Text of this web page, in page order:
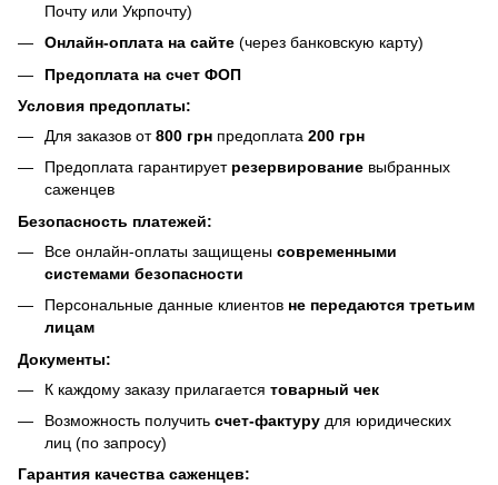
Почту или Укрпочту)
Онлайн-оплата на сайте (через банковскую карту)
Предоплата на счет ФОП
Условия предоплаты:
Для заказов от800 грн предоплата 200 грн
Предоплата гарантирует резервирование выбранных
саженцев
Безопасность платежей:
Все онлайн-оплаты защищены современными
системами безопасности
Персональные данные клиентов не передаются третьим
лицам
Документы:
К каждому заказу прилагается товарный чек
Возможность получить счет-фактуру для юридических
лиц (по запросу)
Гарантия качества саженцев: